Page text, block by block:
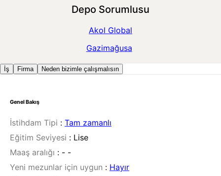
Depo Sorumlusu
Akol Global
Gazimağusa
İş Firma Neden bizimle çalışmalısın
Genel Bakış
İstihdam Tipi : Tam zamanlı
Eğitim Seviyesi : Lise
Maaş aralığı : - -
Yeni mezunlar için uygun : Hayır